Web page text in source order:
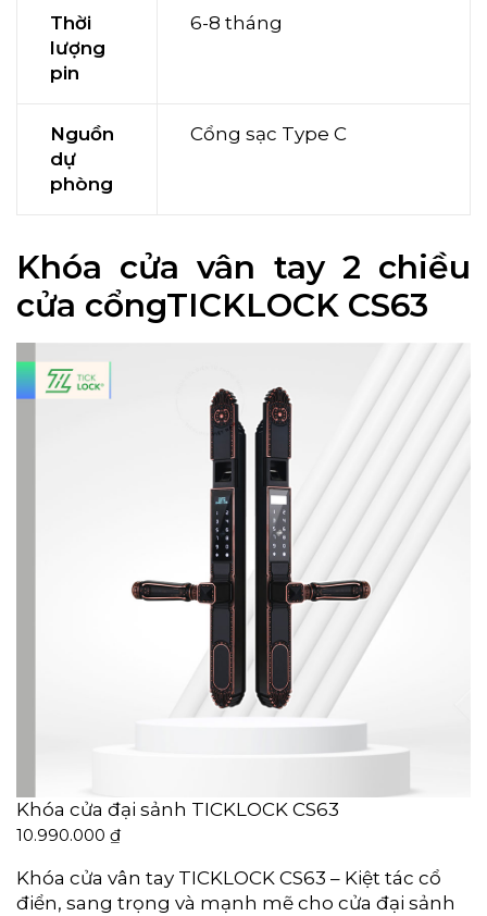
Thời
lượng
pin
6-8 tháng
Nguồn
dự
phòng
Cổng sạc Type C
Khóa cửa vân tay 2 chiều
cửa cổngTICKLOCK CS63
Khóa cửa đại sảnh TICKLOCK CS63
10.990.000 ₫
Khóa cửa vân tay TICKLOCK CS63 – Kiệt tác cổ
điển, sang trọng và mạnh mẽ cho cửa đại sảnh